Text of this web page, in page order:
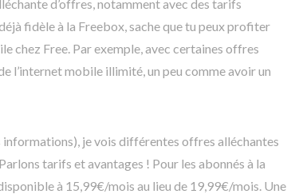
d’offres, notamment avec des tarifs
fidèle à la Freebox, sache que tu peux profiter
chez Free. Par exemple, avec certaines offres
l’internet mobile illimité, un peu comme avoir un
je vois différentes offres alléchantes
tarifs et avantages ! Pour les abonnés à la
à 15,99€/mois au lieu de 19,99€/mois. Une